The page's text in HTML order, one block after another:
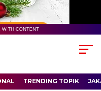
CONTENT
TRENDING TOPIK